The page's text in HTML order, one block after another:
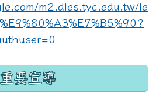
重要宣導